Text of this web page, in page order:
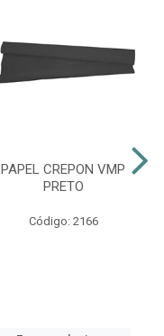
PAPEL CREPON VMP
PRETO
Código: 2166